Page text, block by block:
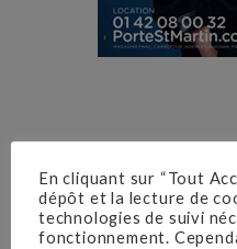
Nomination
catégorie Acteur
En cliquant sur “Tout
dépôt et la lecture de
technologies de suivi
fonctionnement.